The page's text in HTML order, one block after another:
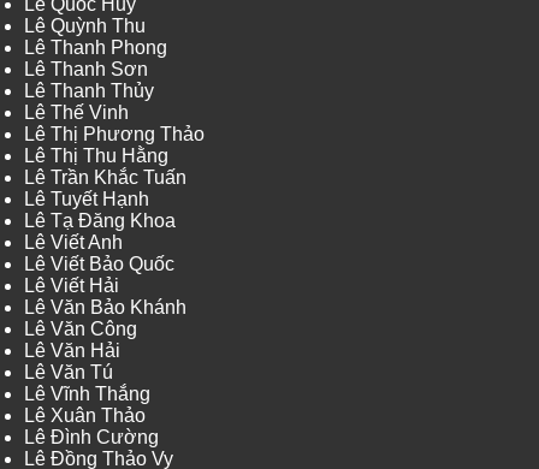
Lê Quốc Huy
Lê Quỳnh Thu
Lê Thanh Phong
Lê Thanh Sơn
Lê Thanh Thủy
Lê Thế Vinh
Lê Thị Phương Thảo
Lê Thị Thu Hằng
Lê Trần Khắc Tuấn
Lê Tuyết Hạnh
Lê Tạ Đăng Khoa
Lê Viết Anh
Lê Viết Bảo Quốc
Lê Viết Hải
Lê Văn Bảo Khánh
Lê Văn Công
Lê Văn Hải
Lê Văn Tú
Lê Vĩnh Thắng
Lê Xuân Thảo
Lê Đình Cường
Lê Đồng Thảo Vy